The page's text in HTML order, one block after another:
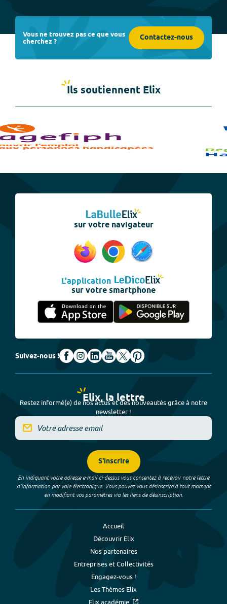
Vous ne trouvez pas ce que vous
cherchez ? Contactez-nous
Ils soutiennent Elix
sur votre navigateur
L'application
sur votre smartphone
Suivez-nous !
Elix, la lettre
Restez informé(e) de nos actus et des nouveautés grâce à notre
newsletter !
S'inscrire
En indiquant votre adresse e-mail ci-dessus vous consentez à recevoir notre lettre
d’information par voie électronique. Vous pouvez vous désinscrire à tout moment
en modifiant vos paramètres via les liens de désinscription.
Accueil
Découvrir Elix
Nos partenaires
Entreprises et Collectivités
Engagez-vous !
Les Thèmes Elix
Elix académie